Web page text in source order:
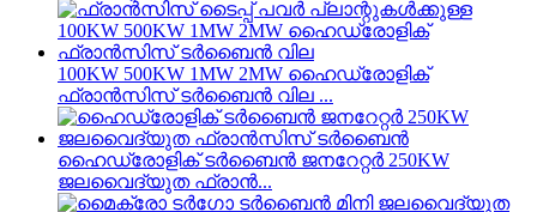
100KW 500KW 1MW 2MW ഹൈഡ്രോളിക്
ഫ്രാൻസിസ് ടർബൈൻ വില ...
ഹൈഡ്രോളിക് ടർബൈൻ ജനറേറ്റർ 250KW
ജലവൈദ്യുത ഫ്രാൻ...